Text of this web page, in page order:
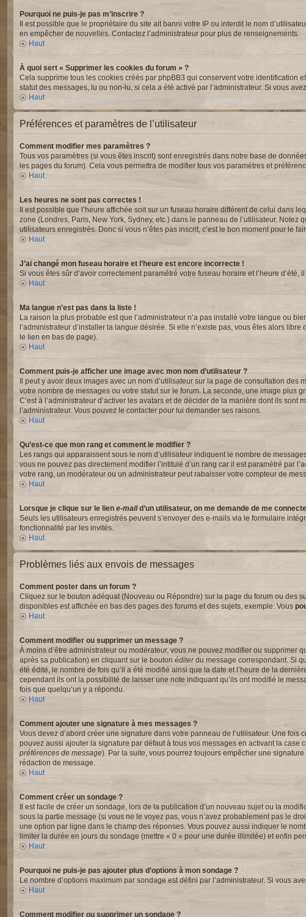
Pourquoi ne puis-je pas m’inscrire ?
Il est possible que le propriétaire du site ait banni votre IP ou interdit le nom
en empêcher de nouvelles. Contactez l’administrateur pour plus de renseignements.
Haut
À quoi sert « Supprimer les cookies du forum » ?
Cela supprime tous les cookies créés par phpBB3 qui conservent votre identification
statut des messages, lu ou non-lu, si cela a été activé par l’administrateur. Si vous
Haut
Préférences et paramètres de l’utilisateur
Comment modifier mes paramètres ?
Tous vos paramètres (si vous êtes inscrit) sont enregistrés dans notre base de
les pages du forum). Cela vous permettra de modifier tous vos paramètres et
Haut
Les heures ne sont pas correctes !
Il est possible que l’heure affichée soit sur un fuseau horaire différent de celui dans
zone (Londres, Paris, New York, Sydney, etc.) dans le panneau de l’utilisateur.
utilisateurs enregistrés. Donc si vous n’êtes pas inscrit, c’est le bon moment pour le
Haut
J’ai changé mon fuseau horaire et l’heure est encore incorrecte !
Si vous êtes sûr d’avoir correctement paramétré votre fuseau horaire et l’heure
Haut
Ma langue n’est pas dans la liste !
La raison la plus probable est que l’administrateur n’a pas installé votre langue ou
l’administrateur d’installer la langue désirée. Si elle n’existe pas, vous êtes alors
le lien en bas de page).
Haut
Comment puis-je afficher une image avec mon nom d’utilisateur ?
Il peut y avoir deux images avec un nom d’utilisateur sur la page de consultation
votre nombre de messages ou votre statut sur le forum. La seconde, une image plus
C’est à l’administrateur d’activer les avatars et de décider de la manière dont ils
l’administrateur. Vous pouvez le contacter pour lui demander ses raisons.
Haut
Qu’est-ce que mon rang et comment le modifier ?
Les rangs qui apparaissent sous le nom d’utilisateur indiquent le nombre de
vous ne pouvez pas directement modifier l’intitulé d’un rang car il est paramétré par
votre rang, un modérateur ou un administrateur peut rabaisser votre compteur de
Haut
Lorsque je clique sur le lien e-maild’un utilisateur, on me demande de me
Seuls les utilisateurs enregistrés peuvent s’envoyer des e-mails via le formulaire
fonctionnalité par les invités.
Haut
Problèmes liés aux envois de messages
Comment poster dans un forum ?
Cliquez sur le bouton adéquat (Nouveau ou Répondre) sur la page du forum ou des
disponibles est affichée en bas des pages des forums et des sujets, exemple: Vous
Haut
Comment modifier ou supprimer un message ?
À moins d’être administrateur ou modérateur, vous ne pouvez modifier ou
après sa publication) en cliquant sur le bouton éditerdu message correspondant. Si
été édité, le nombre de fois qu’il a été modifié ainsi que la date et l’heure de la
cependant ils ont la possibilité de laisser une note indiquant qu’ils ont modifié le
fois que quelqu’un y a répondu.
Haut
Comment ajouter une signature à mes messages ?
Vous devez d’abord créer une signature dans votre panneau de l’utilisateur. Une fois
pouvez aussi ajouter la signature par défaut à tous vos messages en activant la case
préférences de message). Par la suite, vous pourrez toujours empêcher une
rédaction de message.
Haut
Comment créer un sondage ?
Il est facile de créer un sondage, lors de la publication d’un nouveau sujet ou la
sous la partie message (si vous ne le voyez pas, vous n’avez probablement pas le
une option par ligne dans le champ des réponses. Vous pouvez aussi indiquer le
limiter la durée en jours du sondage (mettre « 0 » pour une durée illimitée) et enfin
Haut
Pourquoi ne puis-je pas ajouter plus d’options à mon sondage ?
Le nombre d’options maximum par sondage est défini par l’administrateur. Si vous
Haut
Comment modifier ou supprimer un sondage ?